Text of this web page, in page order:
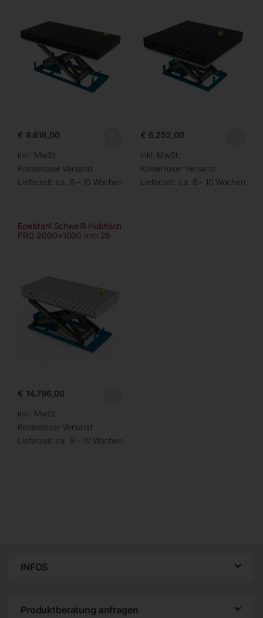
€ 8.616,00
inkl. MwSt.
Kostenloser Versand
Lieferzeit: ca. 8 – 10 Wochen
€ 6.252,00
inkl. MwSt.
Kostenloser Versand
Lieferzeit: ca. 8 – 10 Wochen
Edelstahl Schweiß Hubtisch
PRO 2000×1000 mm 28-
€ 14.796,00
inkl. MwSt.
Kostenloser Versand
Lieferzeit: ca. 8 – 10 Wochen
INFOS
Produktberatung anfragen